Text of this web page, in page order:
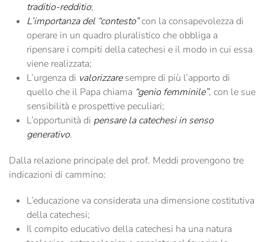
traditio-redditio;
L’importanza del “contesto”con la consapevolezza di
operare in un quadro pluralistico che obbliga a
ripensare i compiti della catechesi e il modo in cui essa
viene realizzata;
L’urgenza di valorizzaresempre di più l’apporto di
quello che il Papa chiama “genio femminile”, con le sue
sensibilità e prospettive peculiari;
L’opportunità di pensare la catechesi in senso
generativo.
Dalla relazione principale del prof. Meddi provengono tre
indicazioni di cammino:
L’educazione va considerata una dimensione costitutiva
della catechesi;
Il compito educativo della catechesi ha una natura